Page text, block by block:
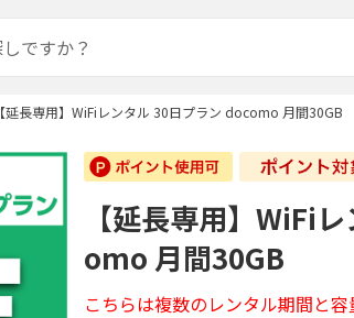
【延長専用】WiFiレンタル 30日プラン docomo 月間30GB
【延長専用】WiFi
omo 月間30GB
こちらは複数のレンタル期間と